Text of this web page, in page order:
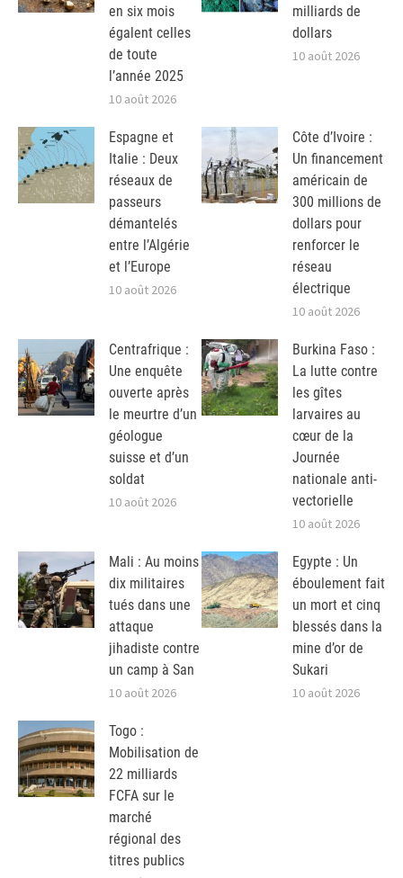
en six mois
égalent celles
de toute
l’année 2025
10 août 2026
milliards de
dollars
10 août 2026
Espagne et
Italie : Deux
réseaux de
passeurs
démantelés
entre l’Algérie
et l’Europe
10 août 2026
Côte d’Ivoire :
Un financement
américain de
300 millions de
dollars pour
renforcer le
réseau
électrique
10 août 2026
Centrafrique :
Une enquête
ouverte après
le meurtre d’un
géologue
suisse et d’un
soldat
10 août 2026
Burkina Faso :
La lutte contre
les gîtes
larvaires au
cœur de la
Journée
nationale anti-
vectorielle
10 août 2026
Mali : Au moins
dix militaires
tués dans une
attaque
jihadiste contre
un camp à San
10 août 2026
Egypte : Un
éboulement fait
un mort et cinq
blessés dans la
mine d’or de
Sukari
10 août 2026
Togo :
Mobilisation de
22 milliards
FCFA sur le
marché
régional des
titres publics